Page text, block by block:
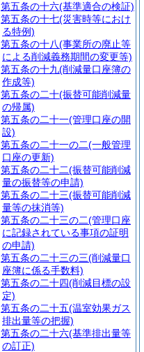
第五条の十六(基準適合の検証)
第五条の十七(災害時等におけ
る特例)
第五条の十八(事業所の廃止等
による削減義務期間の変更等)
第五条の十九(削減量口座簿の
作成等)
第五条の二十(振替可能削減量
の帰属)
第五条の二十一(管理口座の開
設)
第五条の二十一の二(一般管理
口座の更新)
第五条の二十二(振替可能削減
量の振替等の申請)
第五条の二十三(振替可能削減
量等の抹消等)
第五条の二十三の二(管理口座
に記録されている事項の証明
の申請)
第五条の二十三の三(削減量口
座簿に係る手数料)
第五条の二十四(削減目標の設
定)
第五条の二十五(温室効果ガス
排出量等の把握)
第五条の二十六(基準排出量等
の訂正)